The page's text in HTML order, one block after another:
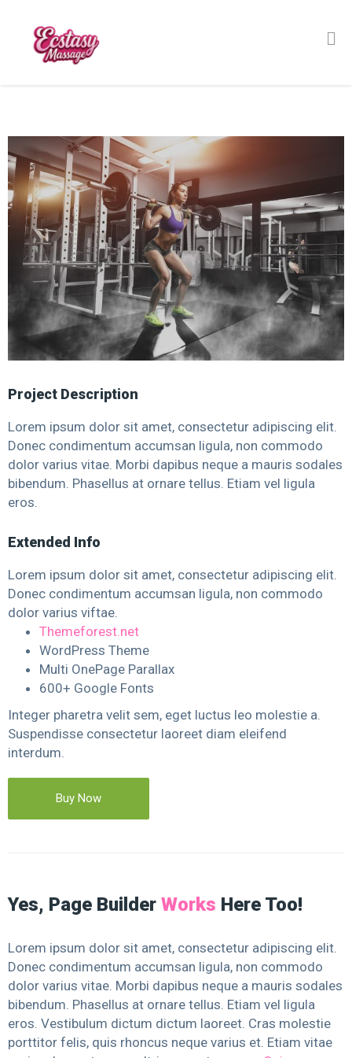
Project Description
Lorem ipsum dolor sit amet, consectetur adipiscing elit.
Donec condimentum accumsan ligula, non commodo
dolor varius vitae. Morbi dapibus neque a mauris sodales
bibendum. Phasellus at ornare tellus. Etiam vel ligula
eros.
Extended Info
Lorem ipsum dolor sit amet, consectetur adipiscing elit.
Donec condimentum accumsan ligula, non commodo
dolor varius viftae.
Themeforest.net
WordPress Theme
Multi OnePage Parallax
600+ Google Fonts
Integer pharetra velit sem, eget luctus leo molestie a.
Suspendisse consectetur laoreet diam eleifend
interdum.
Buy Now
Yes, Page Builder Works Here Too!​
Lorem ipsum dolor sit amet, consectetur adipiscing elit.
Donec condimentum accumsan ligula, non commodo
dolor varius vitae. Morbi dapibus neque a mauris sodales
bibendum. Phasellus at ornare tellus. Etiam vel ligula
eros. Vestibulum dictum dictum laoreet. Cras molestie
porttitor felis, quis rhoncus neque varius et. Etiam vitae